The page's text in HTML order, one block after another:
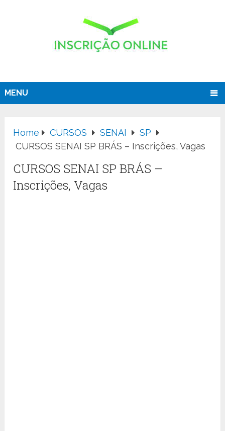
MENU
Home CURSOS SENAI
SP
CURSOS SENAI SP BRÁS – Inscrições, Vagas
CURSOS SENAI SP BRÁS –
Inscrições, Vagas